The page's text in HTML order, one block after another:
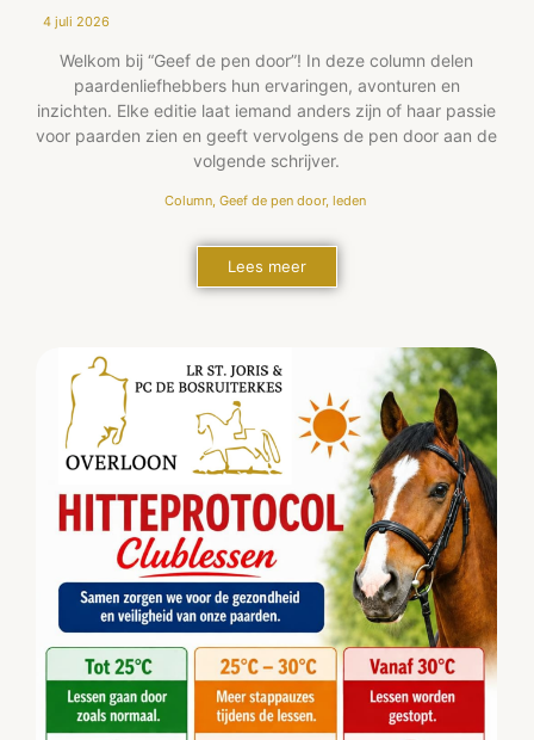
4 juli 2026
Welkom bij “Geef de pen door”! In deze column delen
paardenliefhebbers hun ervaringen, avonturen en
inzichten. Elke editie laat iemand anders zijn of haar passie
voor paarden zien en geeft vervolgens de pen door aan de
volgende schrijver.
Column, Geef de pen door, leden
Lees meer